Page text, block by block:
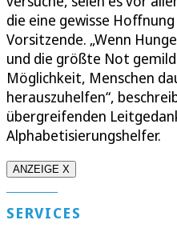
die eine gewisse
Vorsitzende. „Wenn
und die größte Not
Möglichkeit, Menschen
herauszuhelfen“,
übergreifenden
Alphabetisierungshelfer.
ANZEIGE X
SERVICES